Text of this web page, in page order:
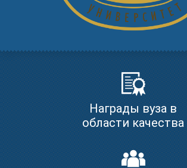
Награды вуза в
области качества